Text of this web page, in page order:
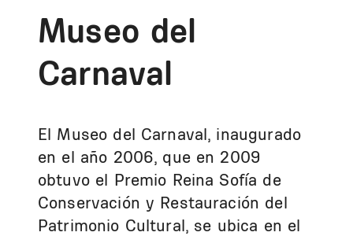
Museo del
Carnaval
El Museo del Carnaval, inaugurado
en el año 2006, que en 2009
obtuvo el Premio Reina Sofía de
Conservación y Restauración del
Patrimonio Cultural, se ubica en el